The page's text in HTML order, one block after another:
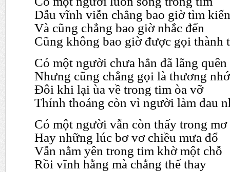
Dẫu vĩnh viễn chẳng bao giờ tìm
Và cũng chẳng bao giờ nhắc đến
Cũng không bao giờ được gọi thành
Có một người chưa hẳn đã lãng quên
Nhưng cũng chẳng gọi là thương nhớ
Đôi khi lại ùa về trong tim òa vỡ
Thỉnh thoảng còn vì người làm đau
Có một người vẫn còn thấy trong mơ
Hay những lúc bơ vơ chiều mưa đổ
Vẫn nằm yên trong tim khờ một chỗ
Rồi vĩnh hằng mà chẳng thế thay